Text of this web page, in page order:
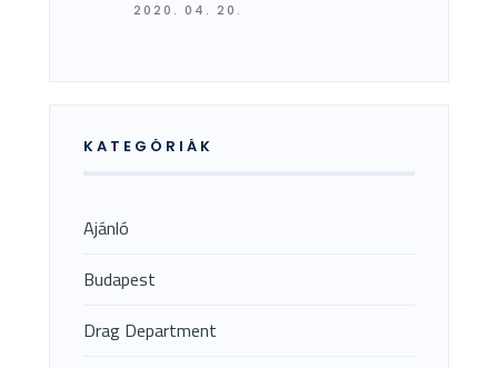
2020. 04. 20.
KATEGÓRIÁK
Ajánló
Budapest
Drag Department